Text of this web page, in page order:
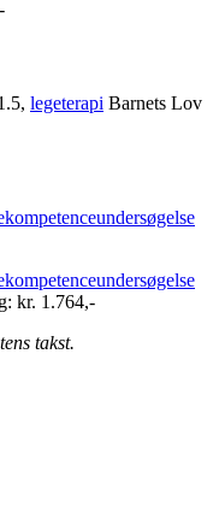
legeterapi Barnets Lov
kr. 1.764,-
takst.